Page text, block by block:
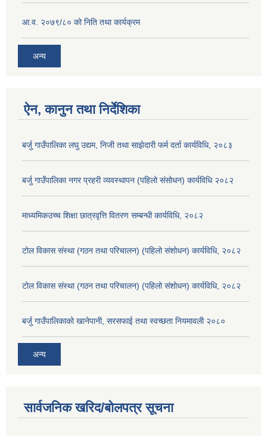
आ.व. २०७९/८० को निति तथा कार्यक्रम
अन्य
ऐन, कानुन तथा निर्देशिका
बर्जु गाउँपालिका लघु उद्यम, निजी तथा साझेदारी फर्म दर्ता कार्यविधि, २०८३
बर्जु गाउँपालिका नगर प्रहरी व्यवस्थापन (पहिलो संसोधन) कार्यविधि २०८२
माध्यमिकउच्च शिक्षा छात्रवृत्ति वितरण सम्बन्धी कार्यविधि, २०८२
टोल विकास संस्था (गठन तथा परिचालन) (पहिलो संशोधन) कार्यविधि, २०८२
टोल विकास संस्था (गठन तथा परिचालन) (पहिलो संशोधन) कार्यविधि, २०८२
बर्जु गाउँपालिकाको खानेपानी, सरसफाई तथा स्वच्छता नियमावली २०८०
अन्य
सार्वजनिक खरिद/बोलपत्र सूचना